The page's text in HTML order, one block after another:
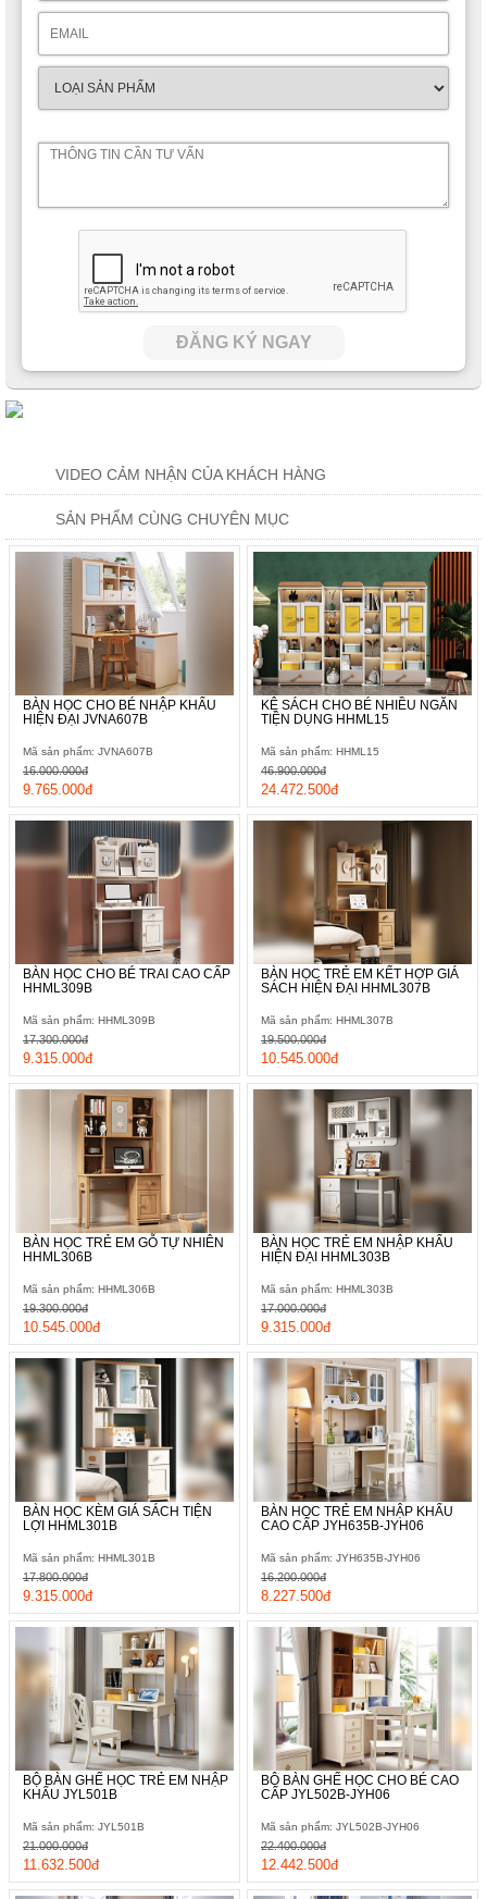
ĐĂNG KÝ NGAY
VIDEO CẢM NHẬN CỦA KHÁCH HÀNG
SẢN PHẨM CÙNG CHUYÊN MỤC
BÀN HỌC CHO BÉ NHẬP KHẨU
HIỆN ĐẠI JVNA607B
Mã sản phẩm: JVNA607B
9.765.000đ
16.000.000đ
KỆ SÁCH CHO BÉ NHIỀU NGĂN
TIỆN DỤNG HHML15
Mã sản phẩm: HHML15
24.472.500đ
46.900.000đ
BÀN HỌC CHO BÉ TRAI CAO CẤP
HHML309B
Mã sản phẩm: HHML309B
9.315.000đ
17.300.000đ
BÀN HỌC TRẺ EM KẾT HỢP GIÁ
SÁCH HIỆN ĐẠI HHML307B
Mã sản phẩm: HHML307B
10.545.000đ
19.500.000đ
BÀN HỌC TRẺ EM GỖ TỰ NHIÊN
HHML306B
Mã sản phẩm: HHML306B
10.545.000đ
19.300.000đ
BÀN HỌC TRẺ EM NHẬP KHẨU
HIỆN ĐẠI HHML303B
Mã sản phẩm: HHML303B
9.315.000đ
17.000.000đ
BÀN HỌC KÈM GIÁ SÁCH TIỆN
LỢI HHML301B
Mã sản phẩm: HHML301B
9.315.000đ
17.800.000đ
BÀN HỌC TRẺ EM NHẬP KHẨU
CAO CẤP JYH635B-JYH06
Mã sản phẩm: JYH635B-JYH06
8.227.500đ
16.200.000đ
BỘ BÀN GHẾ HỌC TRẺ EM NHẬP
KHẨU JYL501B
Mã sản phẩm: JYL501B
11.632.500đ
21.000.000đ
BỘ BÀN GHẾ HỌC CHO BÉ CAO
CẤP JYL502B-JYH06
Mã sản phẩm: JYL502B-JYH06
12.442.500đ
22.400.000đ